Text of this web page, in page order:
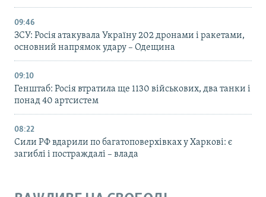
09:46
ЗСУ: Росія атакувала Україну 202 дронами і ракетами,
основний напрямок удару – Одещина
09:10
Генштаб: Росія втратила ще 1130 військових, два танки і
понад 40 артсистем
08:22
Сили РФ вдарили по багатоповерхівках у Харкові: є
загиблі і постраждалі – влада